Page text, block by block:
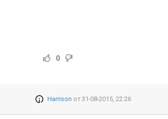
0
Harrison от 31-08-2015, 22:26